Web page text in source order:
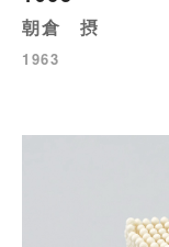
朝倉 摂
1963